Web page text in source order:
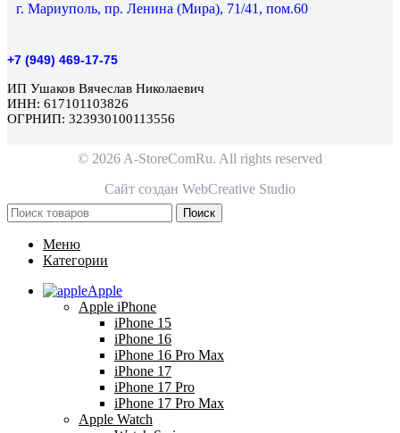
г. Мариуполь, пр. Ленина (Мира), 71/41, пом.60
+7 (949) 469-17-75
ИП Ушаков Вячеслав Николаевич
ИНН: 617101103826
ОГРНИП: 323930100113556
© 2026 A-StoreComRu. All rights reserved
Сайт создан WebCreative Studio
Поиск
Меню
Категории
Apple
Apple iPhone
iPhone 15
iPhone 16
iPhone 16 Pro Max
iPhone 17
iPhone 17 Pro
iPhone 17 Pro Max
Apple Watch